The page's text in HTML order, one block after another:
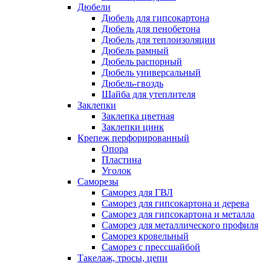
Дюбели
Дюбель для гипсокартона
Дюбель для пенобетона
Дюбель для теплоизоляции
Дюбель рамный
Дюбель распорный
Дюбель универсальный
Дюбель-гвоздь
Шайба для утеплителя
Заклепки
Заклепка цветная
Заклепки цинк
Крепеж перфорированный
Опора
Пластина
Уголок
Саморезы
Саморез для ГВЛ
Саморез для гипсокартона и дерева
Саморез для гипсокартона и металла
Саморез для металлического профиля
Саморез кровельный
Саморез с прессшайбой
Такелаж, тросы, цепи